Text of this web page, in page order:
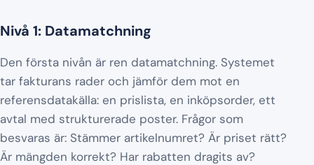
Nivå 1: Datamatchning
Den första nivån är ren datamatchning. Systemet
tar fakturans rader och jämför dem mot en
referensdatakälla: en prislista, en inköpsorder, ett
avtal med strukturerade poster. Frågor som
besvaras är: Stämmer artikelnumret? Är priset rätt?
Är mängden korrekt? Har rabatten dragits av?